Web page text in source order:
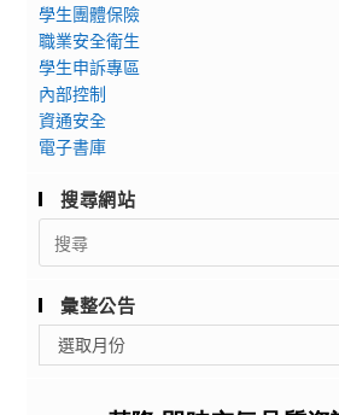
學生團體保險
職業安全衛生
學生申訴專區
內部控制
資通安全
電子書庫
搜尋網站
Search
for:
彙整公告
整
選取月份